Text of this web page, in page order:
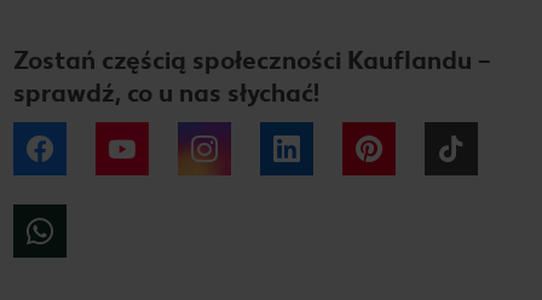
Zostań częścią społeczności Kauflandu –
sprawdź, co u nas słychać!
Facebook YouTube Instagram LinkedIn Pinterest